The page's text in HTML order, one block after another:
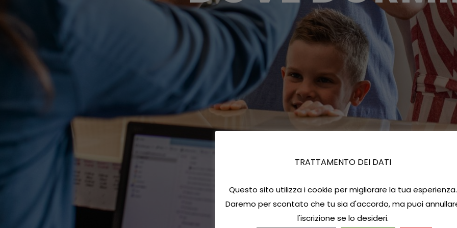
TRATTAMENTO DEI DATI
Questo sito utilizza i cookie per migliorare la tua esperienza.
Daremo per scontato che tu sia d'accordo, ma puoi
l'iscrizione se lo desideri.